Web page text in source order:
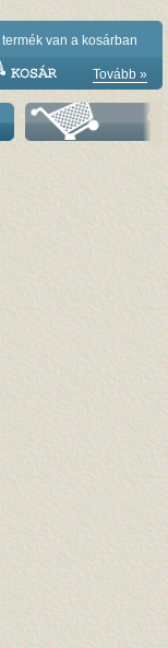
termék van a kosárban
Tovább »